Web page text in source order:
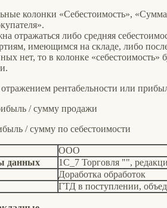
колонки «Себестоимость»,
отражаться либо средняя
имеющимся на складе, либо
нет, то в колонке «себестоимость»
рентабельности или
/ сумму продажи
/ сумму по себестоимости
ООО
данных
1С_7 Торговля "",
Доработка обработок
ГТД в поступлении,